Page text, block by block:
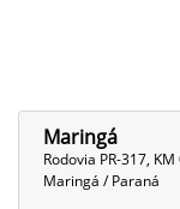
Maringá
Rodovia PR-317,
Maringá / Paraná